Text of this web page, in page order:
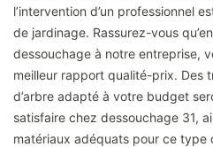
l’intervention d’un professionnel
de jardinage. Rassurez-vous
dessouchage à notre entreprise,
meilleur rapport qualité-prix. Des
d’arbre adapté à votre budget
satisfaire chez dessouchage 31,
matériaux adéquats pour ce type